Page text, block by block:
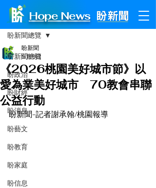
Hope News
文章
盼新聞總覽
盼政治
盼財經
盼消息
盼藝文
盼教育
盼家庭
盼信息
盼新聞總覽
《2026桃園美好城市節》以
愛為業美好城市 70教會串聯
公益行動
盼新聞
5月9日
盼新聞-記者謝承翰/桃園報導